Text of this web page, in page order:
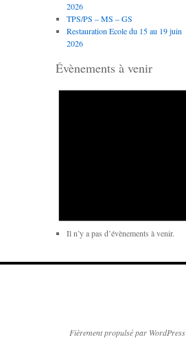
2026
TPS/PS – MS – GS
Restauration Ecole du 15 au 19 juin
2026
Évènements à venir
Il n’y a pas d’évènements à venir.
Fièrement propulsé par WordPress